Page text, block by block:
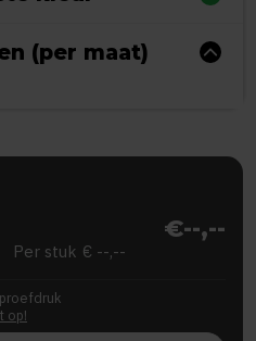
(per maat)
€--,--
Per stuk € --,--
op!